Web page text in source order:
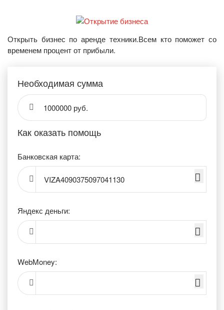
Открыть бизнес по аренде техники.Всем кто поможет со
временем процент от прибыли.
Необходимая сумма
1000000 руб.
Как оказать помощь
Банковская карта:
VIZA4090375097041130
Яндекс деньги:
WebMoney: